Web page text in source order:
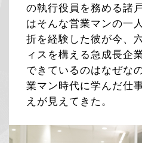
の執行役員を務める諸
はそんな営業マンの一
折を経験した彼が今、
ィスを構える急成長企
できているのはなぜな
業マン時代に学んだ仕
えが見えてきた。